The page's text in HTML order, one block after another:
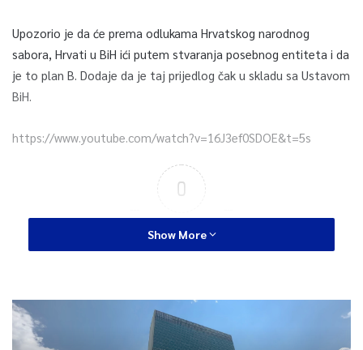
Upozorio je da će prema odlukama Hrvatskog narodnog
sabora, Hrvati u BiH ići putem stvaranja posebnog entiteta i da
je to plan B. Dodaje da je taj prijedlog čak u skladu sa Ustavom
BiH.
https://www.youtube.com/watch?v=16J3ef0SDOE&t=5s
0
Show More